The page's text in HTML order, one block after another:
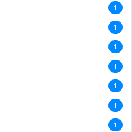
1
1
1
1
1
1
1